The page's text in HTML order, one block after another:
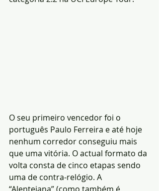
O seu primeiro vencedor foi o
português Paulo Ferreira e até hoje
nenhum corredor conseguiu mais
que uma vitória. O actual formato da
volta consta de cinco etapas sendo
uma de contra-relógio. A